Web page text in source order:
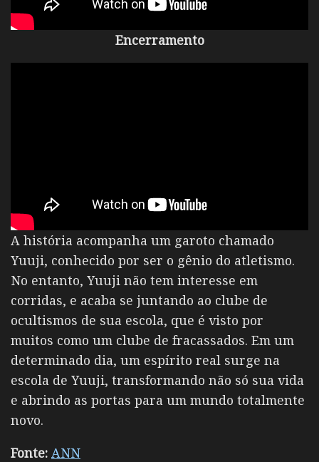
Encerramento
A história acompanha um garoto chamado
Yuuji, conhecido por ser o gênio do atletismo.
No entanto, Yuuji não tem interesse em
corridas, e acaba se juntando ao clube de
ocultismos de sua escola, que é visto por
muitos como um clube de fracassados. Em um
determinado dia, um espírito real surge na
escola de Yuuji, transformando não só sua vida
e abrindo as portas para um mundo totalmente
novo.
Fonte: ANN